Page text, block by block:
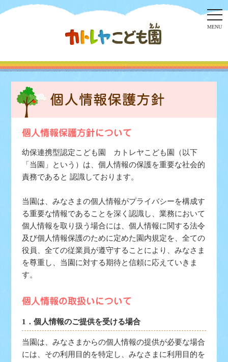
MENU
幼保連携型認定こども園 カトレヤこども園（以下
「当園」という）は、個人情報の保護を重要な社会的
責務であると 認識しております。
当園は、みなさまの個人情報がプライバシーを構成す
る重要な情報であることを深く認識し、業務において
個人情報を取り扱う場合には、個人情報に関する法令
及び個人情報保護のために定めた園内規定を、全ての
役員、全ての従業員が遵守することにより、みなさま
を尊重し、当園に対する期待と信頼に応えていきま
す。
1．個人情報のご提供を受ける場合
当園は、みなさまからの個人情報の提供が必要な場合
には、その利用目的を特定し、みなさまに利用目的を